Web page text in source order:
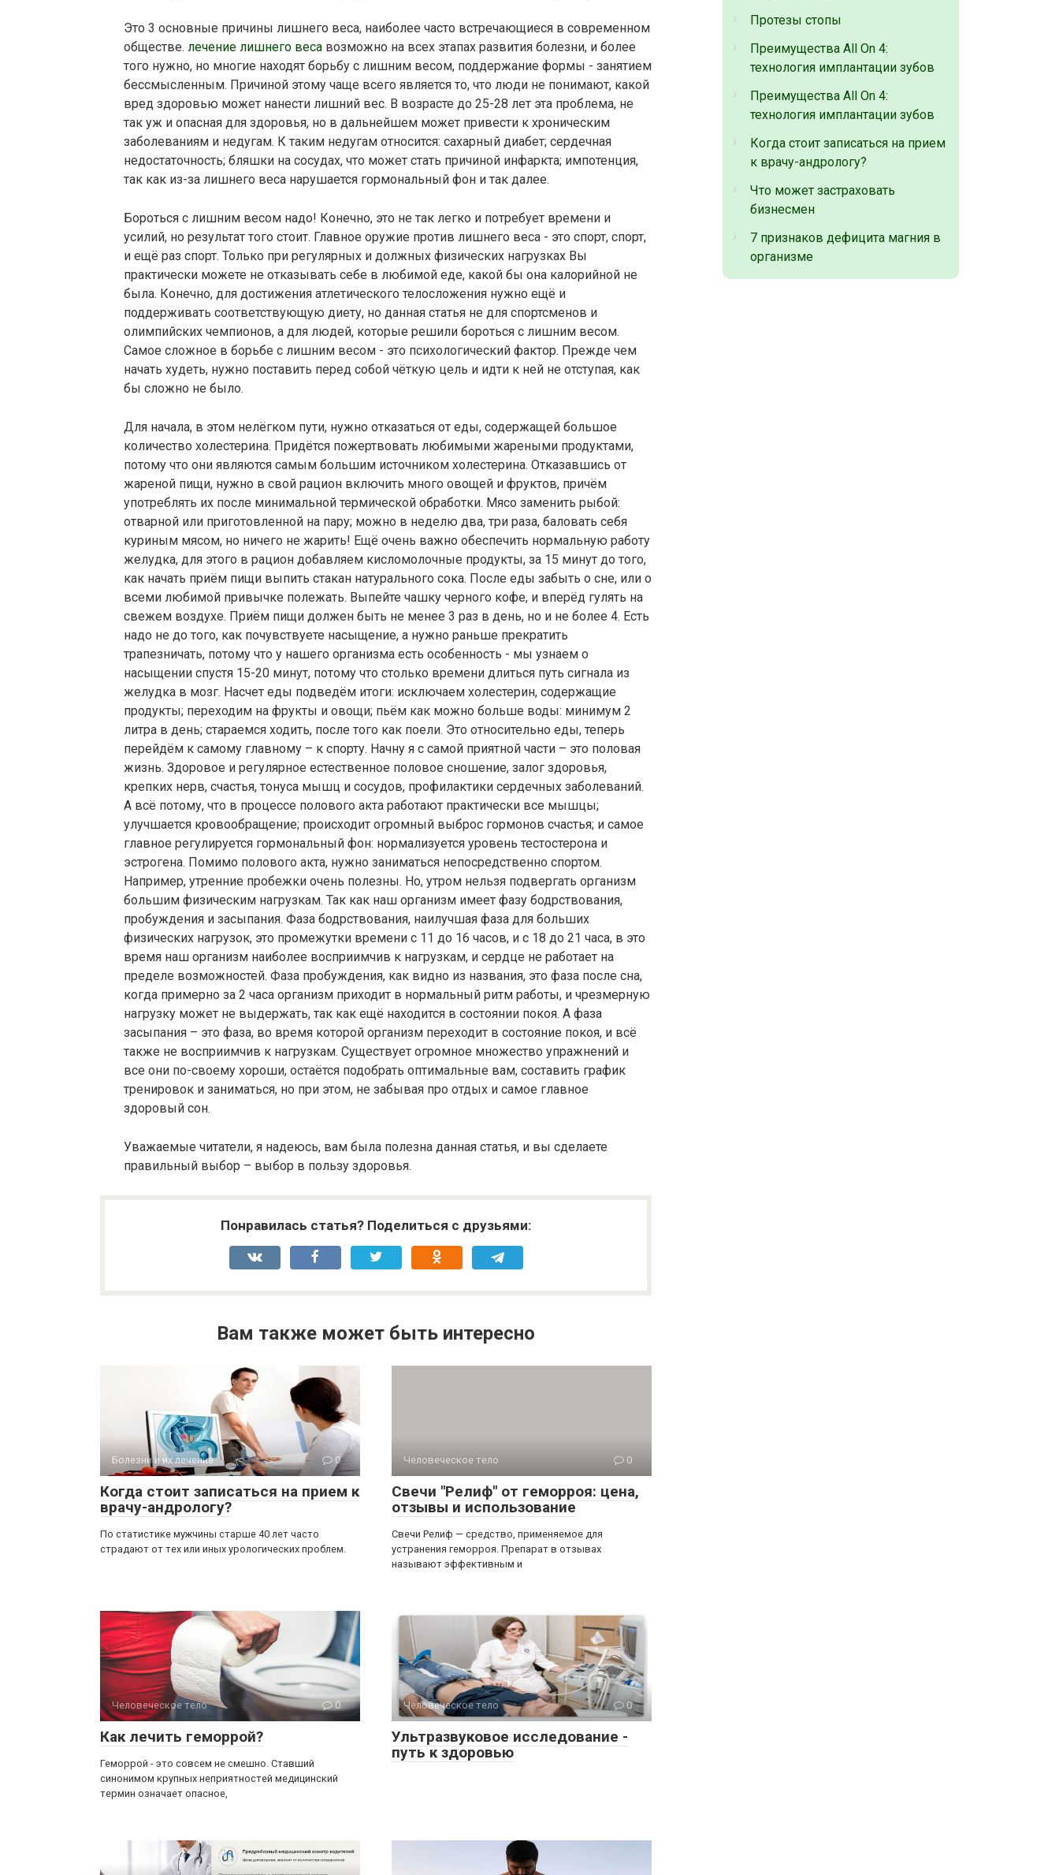
Это 3 основные причины лишнего веса, наиболее часто встречающиеся в современном
обществе. лечение лишнего веса возможно на всех этапах развития болезни, и более
того нужно, но многие находят борьбу с лишним весом, поддержание формы - занятием
бессмысленным. Причиной этому чаще всего является то, что люди не понимают, какой
вред здоровью может нанести лишний вес. В возрасте до 25-28 лет эта проблема, не
так уж и опасная для здоровья, но в дальнейшем может привести к хроническим
заболеваниям и недугам. К таким недугам относится: сахарный диабет; сердечная
недостаточность; бляшки на сосудах, что может стать причиной инфаркта; импотенция,
так как из-за лишнего веса нарушается гормональный фон и так далее.
Бороться с лишним весом надо! Конечно, это не так легко и потребует времени и
усилий, но результат того стоит. Главное оружие против лишнего веса - это спорт, спорт,
и ещё раз спорт. Только при регулярных и должных физических нагрузках Вы
практически можете не отказывать себе в любимой еде, какой бы она калорийной не
была. Конечно, для достижения атлетического телосложения нужно ещё и
поддерживать соответствующую диету, но данная статья не для спортсменов и
олимпийских чемпионов, а для людей, которые решили бороться с лишним весом.
Самое сложное в борьбе с лишним весом - это психологический фактор. Прежде чем
начать худеть, нужно поставить перед собой чёткую цель и идти к ней не отступая, как
бы сложно не было.
Для начала, в этом нелёгком пути, нужно отказаться от еды, содержащей большое
количество холестерина. Придётся пожертвовать любимыми жареными продуктами,
потому что они являются самым большим источником холестерина. Отказавшись от
жареной пищи, нужно в свой рацион включить много овощей и фруктов, причём
употреблять их после минимальной термической обработки. Мясо заменить рыбой:
отварной или приготовленной на пару; можно в неделю два, три раза, баловать себя
куриным мясом, но ничего не жарить! Ещё очень важно обеспечить нормальную работу
желудка, для этого в рацион добавляем кисломолочные продукты, за 15 минут до того,
как начать приём пищи выпить стакан натурального сока. После еды забыть о сне, или о
всеми любимой привычке полежать. Выпейте чашку черного кофе, и вперёд гулять на
свежем воздухе. Приём пищи должен быть не менее 3 раз в день, но и не более 4. Есть
надо не до того, как почувствуете насыщение, а нужно раньше прекратить
трапезничать, потому что у нашего организма есть особенность - мы узнаем о
насыщении спустя 15-20 минут, потому что столько времени длиться путь сигнала из
желудка в мозг. Насчет еды подведём итоги: исключаем холестерин, содержащие
продукты; переходим на фрукты и овощи; пьём как можно больше воды: минимум 2
литра в день; стараемся ходить, после того как поели. Это относительно еды, теперь
перейдём к самому главному – к спорту. Начну я с самой приятной части – это половая
жизнь. Здоровое и регулярное естественное половое сношение, залог здоровья,
крепких нерв, счастья, тонуса мышц и сосудов, профилактики сердечных заболеваний.
А всё потому, что в процессе полового акта работают практически все мышцы;
улучшается кровообращение; происходит огромный выброс гормонов счастья; и самое
главное регулируется гормональный фон: нормализуется уровень тестостерона и
эстрогена. Помимо полового акта, нужно заниматься непосредственно спортом.
Например, утренние пробежки очень полезны. Но, утром нельзя подвергать организм
большим физическим нагрузкам. Так как наш организм имеет фазу бодрствования,
пробуждения и засыпания. Фаза бодрствования, наилучшая фаза для больших
физических нагрузок, это промежутки времени с 11 до 16 часов, и с 18 до 21 часа, в это
время наш организм наиболее восприимчив к нагрузкам, и сердце не работает на
пределе возможностей. Фаза пробуждения, как видно из названия, это фаза после сна,
когда примерно за 2 часа организм приходит в нормальный ритм работы, и чрезмерную
нагрузку может не выдержать, так как ещё находится в состоянии покоя. А фаза
засыпания – это фаза, во время которой организм переходит в состояние покоя, и всё
также не восприимчив к нагрузкам. Существует огромное множество упражнений и
все они по-своему хороши, остаётся подобрать оптимальные вам, составить график
тренировок и заниматься, но при этом, не забывая про отдых и самое главное
здоровый сон.
Уважаемые читатели, я надеюсь, вам была полезна данная статья, и вы сделаете
правильный выбор – выбор в пользу здоровья.
Понравилась статья? Поделиться с друзьями:
Вам также может быть интересно
Болезни и их лечение 0
Когда стоит записаться на прием к
врачу-андрологу?
По статистике мужчины старше 40 лет часто
страдают от тех или иных урологических проблем.
Человеческое тело 0
Свечи "Релиф" от геморроя: цена,
отзывы и использование
Свечи Релиф — средство, применяемое для
устранения геморроя. Препарат в отзывах
называют эффективным и
Человеческое тело 0
Как лечить геморрой?
Геморрой - это совсем не смешно. Ставший
синонимом крупных неприятностей медицинский
термин означает опасное,
Человеческое тело 0
Ультразвуковое исследование -
путь к здоровью
Протезы стопы
Преимущества All On 4:
технология имплантации зубов
Преимущества All On 4:
технология имплантации зубов
Когда стоит записаться на прием
к врачу-андрологу?
Что может застраховать
бизнесмен
7 признаков дефицита магния в
организме